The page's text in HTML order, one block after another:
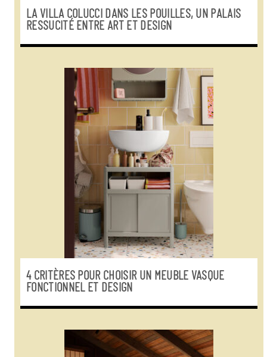
LA VILLA COLUCCI DANS LES POUILLES, UN PALAIS
RESSUCITÉ ENTRE ART ET DESIGN
4 CRITÈRES POUR CHOISIR UN MEUBLE VASQUE
FONCTIONNEL ET DESIGN